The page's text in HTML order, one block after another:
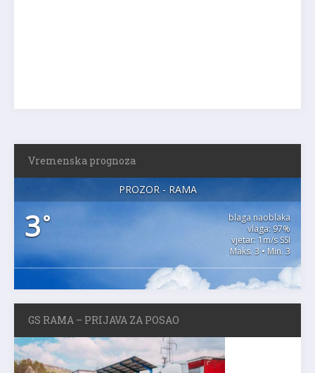
Vremenska prognoza
PROZOR - RAMA
3°
blaga naoblaka
vlaga: 97%
vjetar: 1m/s SSI
Maks. 3 • Min. 3
GS RAMA – PRIJAVA ZA POSAO